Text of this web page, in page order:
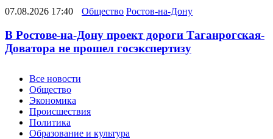
07.08.2026 17:40 Общество Ростов-на-Дону
В Ростове-на-Дону проект дороги Таганрогская-
Доватора не прошел госэкспертизу
Новости
Все новости
Общество
Экономика
Происшествия
Политика
Образование и культура